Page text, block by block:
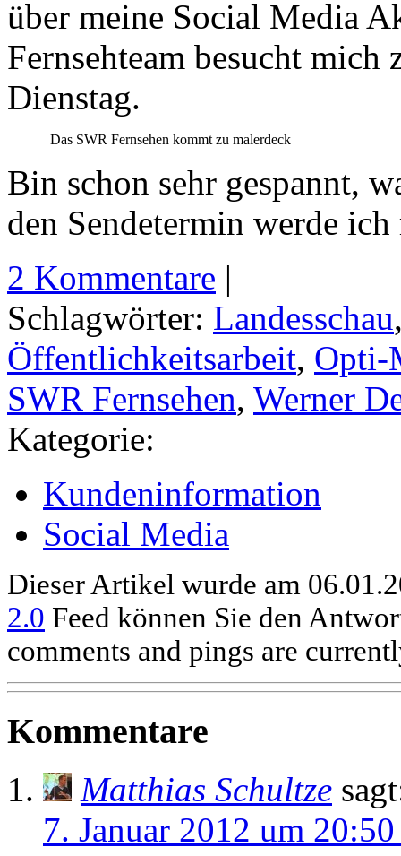
über meine Social Media
Fernsehteam besucht mich
Dienstag.
Das SWR Fernsehen kommt zu malerdeck
Bin schon sehr gespannt,
den Sendetermin werde
2 Kommentare |
Schlagwörter: Landesschau
Öffentlichkeitsarbeit, Opti-
SWR Fernsehen, Werner
Kategorie:
Kundeninformation
Social Media
Dieser Artikel wurde am
2.0 Feed können Sie den
comments and pings are
Kommentare
Matthias Schultze
7. Januar 2012 um